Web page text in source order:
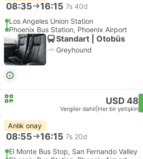
08:35 16:15 7s 40d
Los Angeles Union Station
Phoenix Bus Station, Phoenix Airport
Standart | Otobüs
Greyhound
USD 48
Vergiler dahil Her bir yetişkin
Anlık onay
08:55 16:15 7s 20d
El Monte Bus Stop, San Fernando Valley